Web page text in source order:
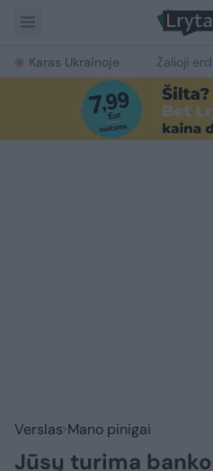
Karas Ukrainoje Žalioji
Verslas Mano pinigai
Jūsų turima